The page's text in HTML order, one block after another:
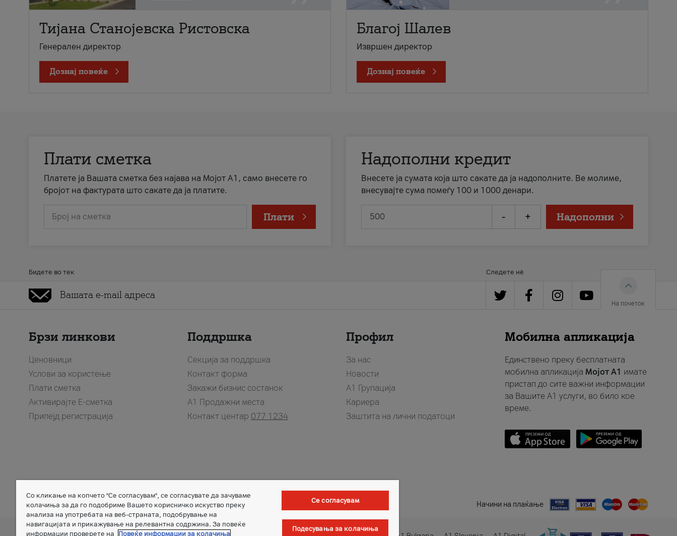
Тијана Станојевска Ристовска
Генерален директор
Дознај повеќе
Благој Шалев
Извршен директор
Дознај повеќе
Плати сметка
Платете ја Вашата сметка без најава на Мојот А1, само внесете го
бројот на фактурата што сакате да ја платите.
Број на сметка Плати
Надополни кредит
Внесете ја сумата која што сакате да ја надополните. Ве молиме,
внесувајте сума помеѓу 100 и 1000 денари.
- + Надополни
Бидете во тек Следете нè
На почеток
Брзи линкови
Ценовници
Услови за користење
Плати сметка
Активирајте Е-сметка
Припејд регистрација
Поддршка
Секција за поддршка
Контакт форма
Закажи бизнис состанок
A1 Продажни места
Контакт центар 077 1234
Профил
За нас
Новости
А1 Групација
Кариера
Заштита на лични податоци
Мобилна апликација
Единствено преку бесплатната
мобилна апликација Мојот A1 имате
пристап до сите важни информации
за Вашите A1 услуги, во било кое
време.
Member of Начини на плаќање
Со кликање на копчето "Се согласувам", се согласувате да зачуваме
колачиња за да го подобриме Вашето корисничко искуство преку
анализа на употребата на веб-страната, подобрување на
навигацијата и прикажување на релевантна содржина. За повеќе
информации проверете на
Повеќе информации за колачиња
Се согласувам
Подесувања за колачиња